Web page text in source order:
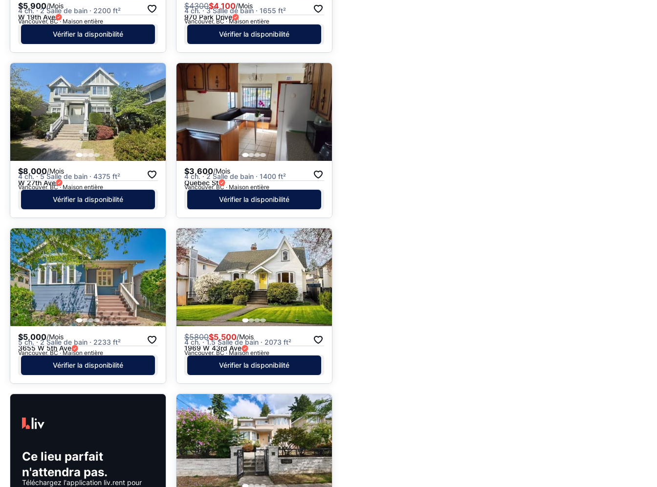
$5,900/Mois
4 ch. · 2 Salle de bain · 2200 ft²
W 19th Ave
Vancouver, BC · Maison entière
Vérifier la disponibilité
$4300$4,100/Mois
4 ch. · 3 Salle de bain · 1655 ft²
970 Park Drive
Vancouver, BC · Maison entière
Vérifier la disponibilité
$8,000/Mois
4 ch. · 5 Salle de bain · 4375 ft²
W 27th Ave
Vancouver, BC · Maison entière
Vérifier la disponibilité
$3,600/Mois
4 ch. · 2 Salle de bain · 1400 ft²
Quebec St
Vancouver, BC · Maison entière
Vérifier la disponibilité
$5,000/Mois
5 ch. · 2 Salle de bain · 2233 ft²
3655 W 5th Ave
Vancouver, BC · Maison entière
Vérifier la disponibilité
$5800$5,500/Mois
4 ch. · 1.5 Salle de bain · 2073 ft²
1969 W 43rd Ave
Vancouver, BC · Maison entière
Vérifier la disponibilité
Ce lieu parfait
n'attendra pas.
Téléchargez l'application liv.rent pour